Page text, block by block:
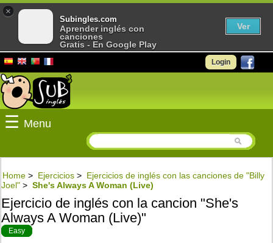
Login
☰ Menu
Home > Ejercicios > Ejercicios de inglés con las canciones de "Billy
Joel" > She's Always A Woman (Live)
Ejercicio de inglés con la cancion "She's
Always A Woman (Live)"
Easy
×
Subingles.com
Aprender inglés con
canciones
Gratis - En Google Play
Ver